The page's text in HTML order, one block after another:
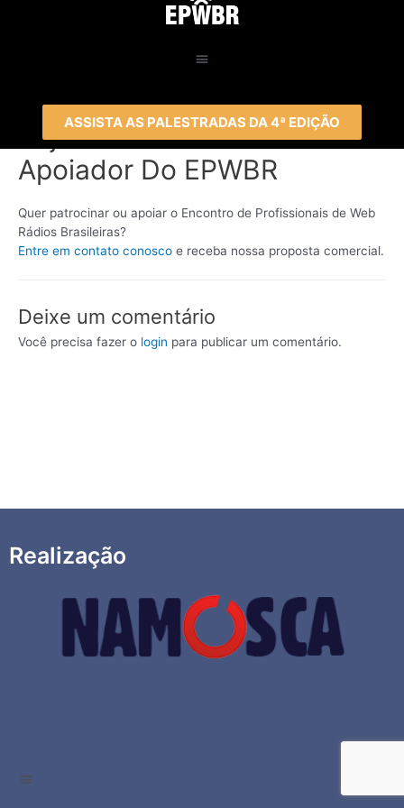
ASSISTA AS PALESTRADAS DA 4ª EDIÇÃO
Seja Um Patrocinador Ou
Apoiador Do EPWBR
Quer patrocinar ou apoiar o Encontro de Profissionais de Web
Rádios Brasileiras?
Entre em contato conosco e receba nossa proposta comercial.
Deixe um comentário
Você precisa fazer o login para publicar um comentário.
Realização